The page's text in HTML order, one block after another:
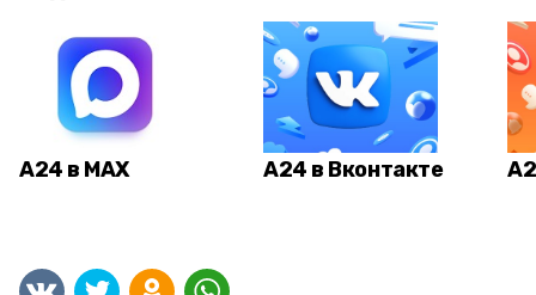
А24 в MAX А24 в Вконтакте